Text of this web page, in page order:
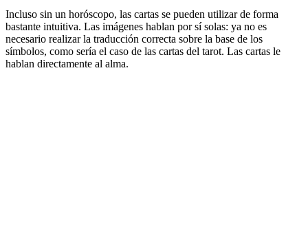
Incluso sin un horóscopo, las cartas se pueden utilizar de forma
bastante intuitiva. Las imágenes hablan por sí solas: ya no es
necesario realizar la traducción correcta sobre la base de los
símbolos, como sería el caso de las cartas del tarot. Las cartas le
hablan directamente al alma.